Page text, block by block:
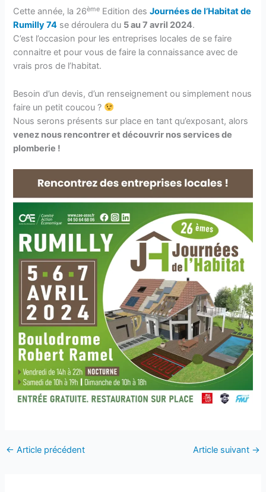
Cette année, la 26ème Edition desJournées de l’Habitat de
Rumilly 74 se déroulera du 5 au 7 avril 2024.
C’est l’occasion pour les entreprises locales de se faire
connaitre et pour vous de faire la connaissance avec de
vrais pros de l’habitat.
Besoin d’un devis, d’un renseignement ou simplement nous
faire un petit coucou ?
Nous serons présents sur place en tant qu’exposant, alors
venez nous rencontrer et découvrir nos services de
plomberie !
← Article précédent Article suivant →